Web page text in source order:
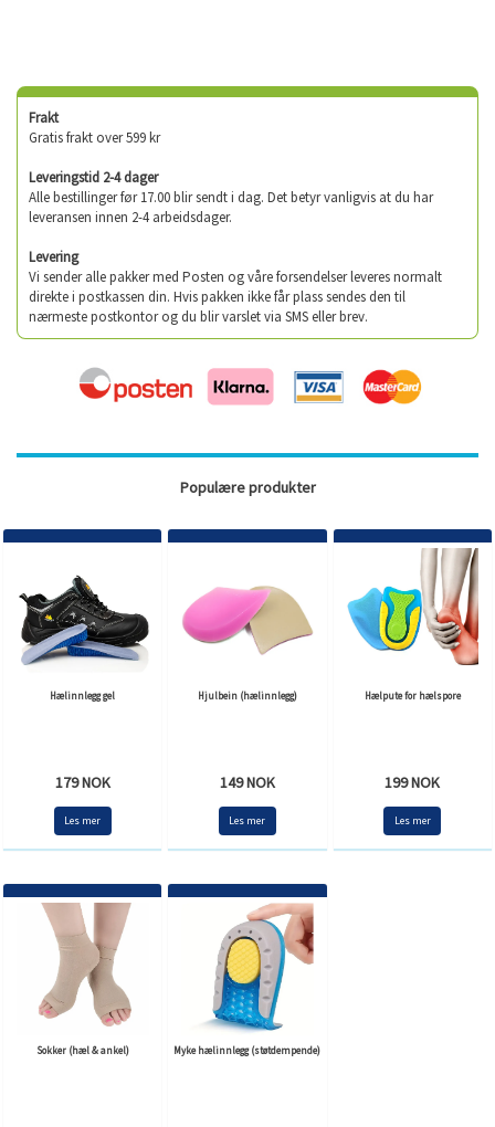
Frakt
Gratis frakt over 599 kr
Leveringstid 2-4 dager
Alle bestillinger før 17.00 blir sendt i dag. Det betyr vanligvis at du har
leveransen innen 2-4 arbeidsdager.
Levering
Vi sender alle pakker med Posten og våre forsendelser leveres normalt
direkte i postkassen din. Hvis pakken ikke får plass sendes den til
nærmeste postkontor og du blir varslet via SMS eller brev.
Populære produkter
Hælinnlegg gel
179 NOK
Les mer
Hjulbein (hælinnlegg)
149 NOK
Les mer
Hælpute for hælspore
199 NOK
Les mer
Sokker (hæl & ankel) Myke hælinnlegg (støtdempende)